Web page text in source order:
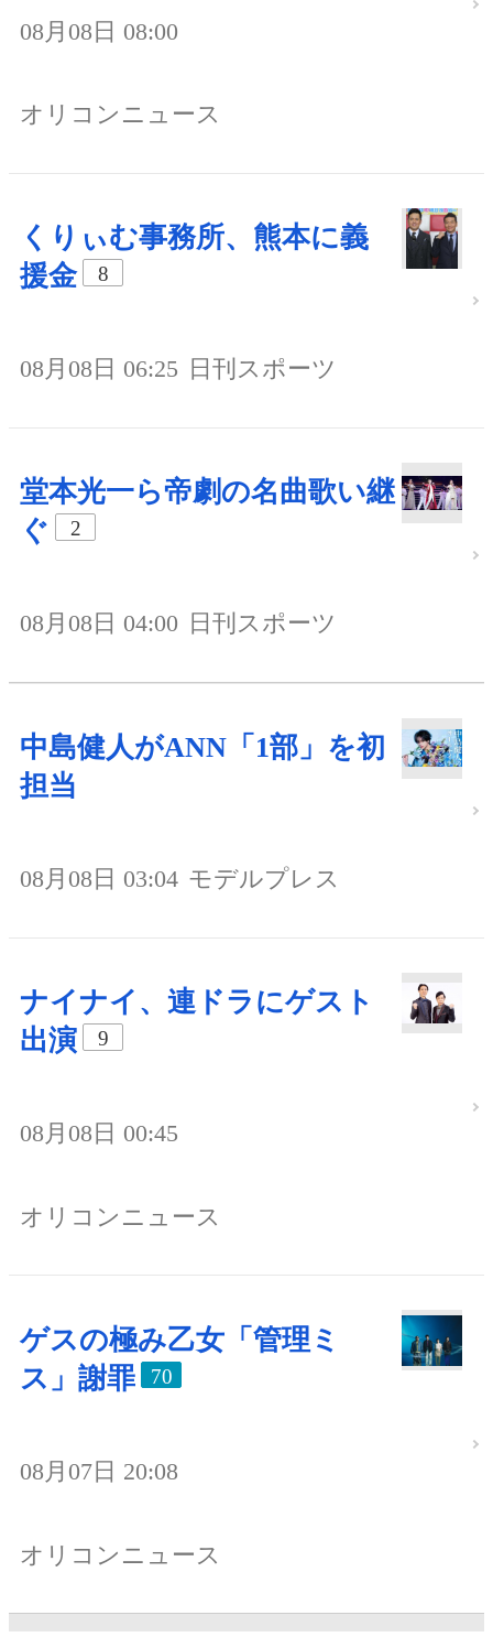
08月08日 08:00
オリコンニュース
くりぃむ事務所、熊本に義
援金
8
08月08日 06:25 日刊スポーツ
堂本光一ら帝劇の名曲歌い継
ぐ
2
08月08日 04:00 日刊スポーツ
中島健人がANN「1部」を初
担当
08月08日 03:04 モデルプレス
ナイナイ、連ドラにゲスト
出演
9
08月08日 00:45
オリコンニュース
ゲスの極み乙女「管理ミ
ス」謝罪
70
08月07日 20:08
オリコンニュース